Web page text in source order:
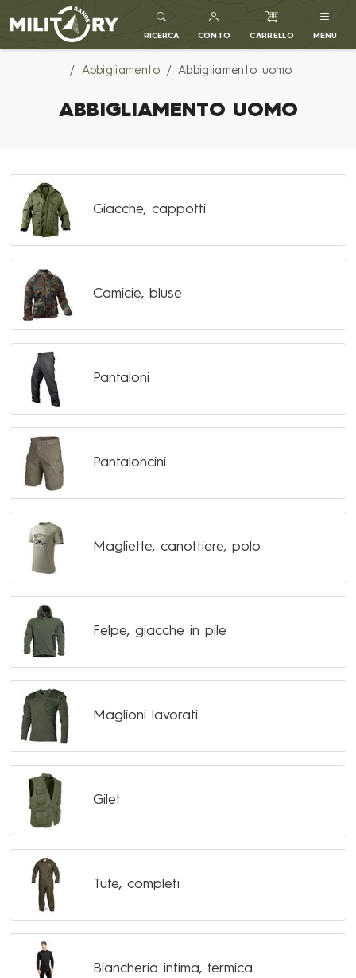
MILITARY RANGE IT
RICERCA CONTO CARRELLO MENU
Abbigliamento Abbigliamento uomo
ABBIGLIAMENTO UOMO
Giacche, cappotti
Camicie, bluse
Pantaloni
Pantaloncini
Magliette, canottiere, polo
Felpe, giacche in pile
Maglioni lavorati
Gilet
Tute, completi
Biancheria intima, termica